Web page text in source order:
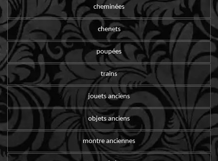
cheminées
chenets
poupées
trains
jouets anciens
objets anciens
montre anciennes